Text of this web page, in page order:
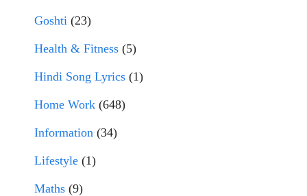
Goshti (23)
Health & Fitness (5)
Hindi Song Lyrics (1)
Home Work (648)
Information (34)
Lifestyle (1)
Maths (9)